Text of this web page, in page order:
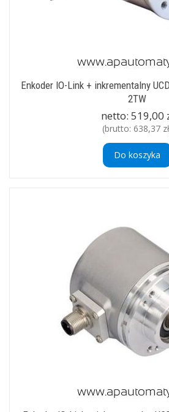
Enkoder IO-Link + inkrementalny
2TW
netto: 519,00
(brutto: 638,37 zł
Do koszyka